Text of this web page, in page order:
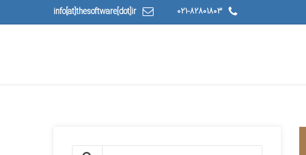
021-82801803
info[at]thesoftware[dot]ir